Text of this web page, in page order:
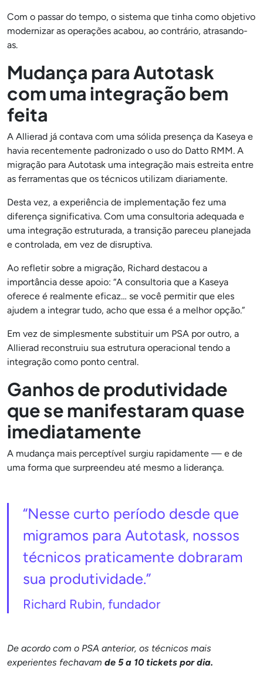
Com o passar do tempo, o sistema que tinha como objetivo
modernizar as operações acabou, ao contrário, atrasando-
as.
Mudança para Autotask
com uma integração bem
feita
A Allierad já contava com uma sólida presença da Kaseya e
havia recentemente padronizado o uso do Datto RMM. A
migração para Autotask uma integração mais estreita entre
as ferramentas que os técnicos utilizam diariamente.
Desta vez, a experiência de implementação fez uma
diferença significativa. Com uma consultoria adequada e
uma integração estruturada, a transição pareceu planejada
e controlada, em vez de disruptiva.
Ao refletir sobre a migração, Richard destacou a
importância desse apoio: “A consultoria que a Kaseya
oferece é realmente eficaz… se você permitir que eles
ajudem a integrar tudo, acho que essa é a melhor opção.”
Em vez de simplesmente substituir um PSA por outro, a
Allierad reconstruiu sua estrutura operacional tendo a
integração como ponto central.
Ganhos de produtividade
que se manifestaram quase
imediatamente
A mudança mais perceptível surgiu rapidamente — e de
uma forma que surpreendeu até mesmo a liderança.
“Nesse curto período desde que
migramos para Autotask, nossos
técnicos praticamente dobraram
sua produtividade.”
Richard Rubin, fundador
De acordo com o PSA anterior, os técnicos mais
experientes fechavam de 5 a 10 tickets por dia.